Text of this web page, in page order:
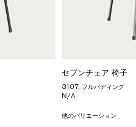
セブンチェア 椅子
3107, フルパディング
N/A
他のバリエーション